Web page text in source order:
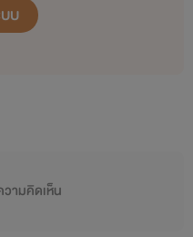
บ
วามคิดเห็น